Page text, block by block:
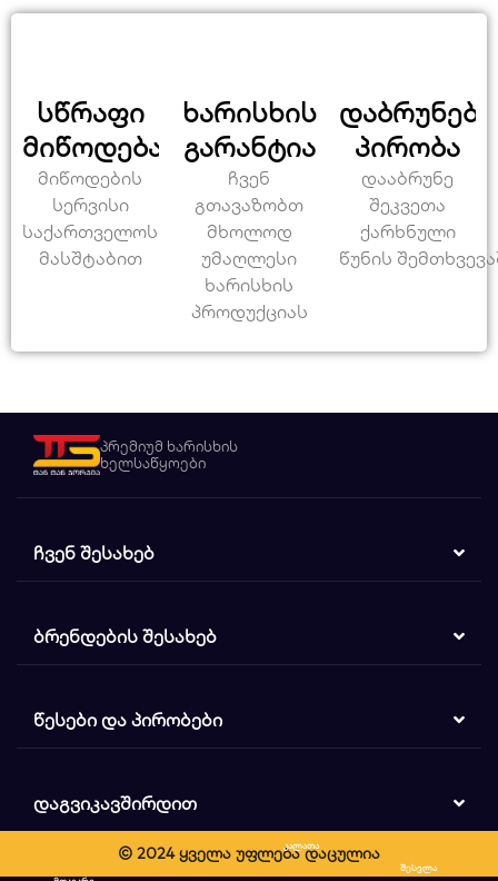
სწრაფი
მიწოდება
მიწოდების
სერვისი
საქართველოს
მასშტაბით
ხარისხის
გარანტია
ჩვენ
გთავაზობთ
მხოლოდ
უმაღლესი
ხარისხის
პროდუქციას
პირობა
დააბრუნე
შეკვეთა
ქარხნული
წუნის
პრემიუმ ხარისხის
ხელსაწყოები
ᲩᲕᲔᲜ ᲨᲔᲡᲐᲮᲔᲑ
ᲑᲠᲔᲜᲓᲔᲑᲘᲡ ᲨᲔᲡᲐᲮᲔᲑ
ᲬᲔᲡᲔᲑᲘ ᲓᲐ ᲞᲘᲠᲝᲑᲔᲑᲘ
ᲓᲐᲒᲕᲘᲙᲐᲕᲨᲘᲠᲓᲘᲗ
© 2024 ყველა უფლება დაცულია
ძიება
კალათა
შესვლა